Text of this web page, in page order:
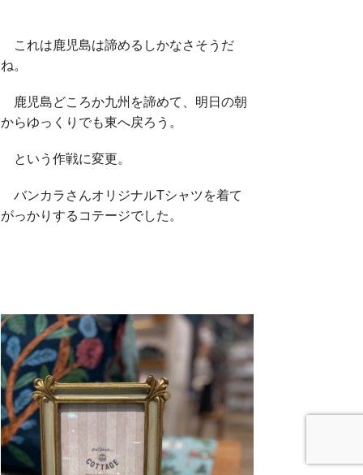
これは鹿児島は諦めるしかなさそうだ
ね。
鹿児島どころか九州を諦めて、明日の朝
からゆっくりでも東へ戻ろう。
という作戦に変更。
バンカラさんオリジナルTシャツを着て
がっかりするコテージでした。